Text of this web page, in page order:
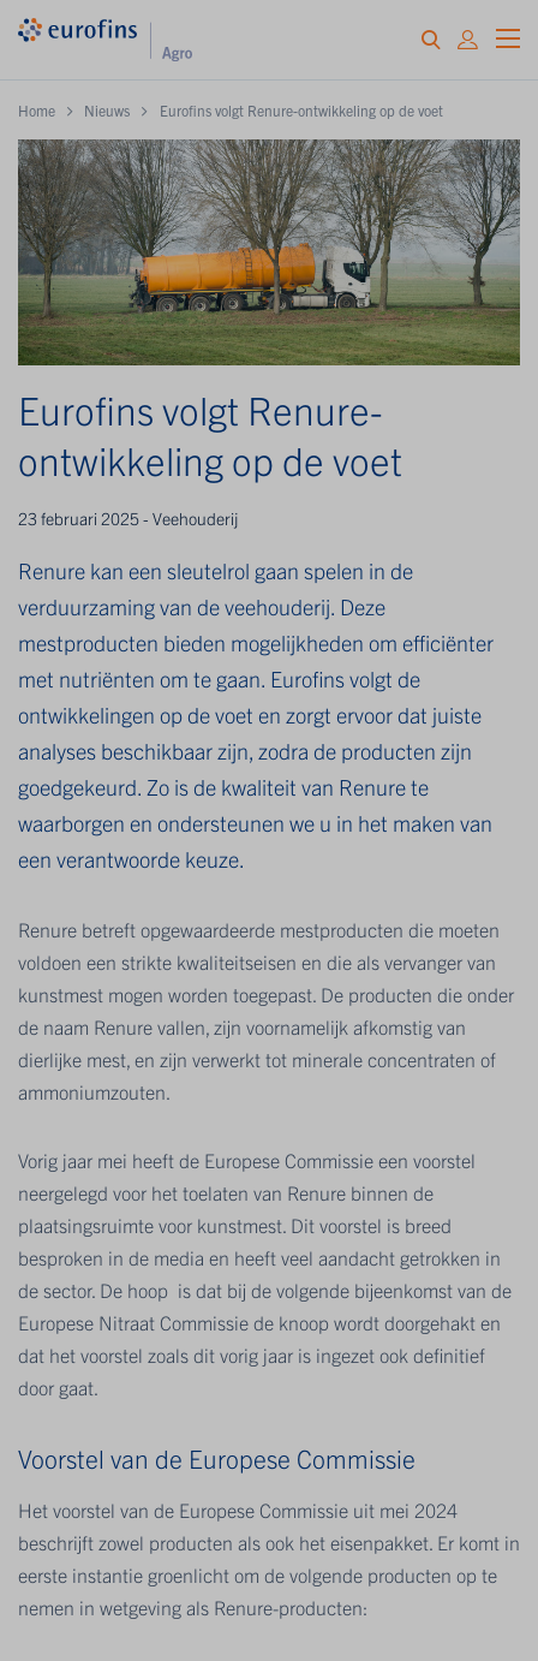
Home Nieuws Eurofins volgt Renure-ontwikkeling op de voet
Eurofins volgt Renure-
ontwikkeling op de voet
23 februari 2025 - Veehouderij
Renure kan een sleutelrol gaan spelen in de
verduurzaming van de veehouderij. Deze
mestproducten bieden mogelijkheden om efficiënter
met nutriënten om te gaan. Eurofins volgt de
ontwikkelingen op de voet en zorgt ervoor dat juiste
analyses beschikbaar zijn, zodra de producten zijn
goedgekeurd. Zo is de kwaliteit van Renure te
waarborgen en ondersteunen we u in het maken van
een verantwoorde keuze.
Renure betreft opgewaardeerde mestproducten die moeten
voldoen een strikte kwaliteitseisen en die als vervanger van
kunstmest mogen worden toegepast. De producten die onder
de naam Renure vallen, zijn voornamelijk afkomstig van
dierlijke mest, en zijn verwerkt tot minerale concentraten of
ammoniumzouten.
Vorig jaar mei heeft de Europese Commissie een voorstel
neergelegd voor het toelaten van Renure binnen de
plaatsingsruimte voor kunstmest. Dit voorstel is breed
besproken in de media en heeft veel aandacht getrokken in
de sector. De hoop is dat bij de volgende bijeenkomst van de
Europese Nitraat Commissie de knoop wordt doorgehakt en
dat het voorstel zoals dit vorig jaar is ingezet ook definitief
door gaat.
Voorstel van de Europese Commissie
Het voorstel van de Europese Commissie uit mei 2024
beschrijft zowel producten als ook het eisenpakket. Er komt in
eerste instantie groenlicht om de volgende producten op te
nemen in wetgeving als Renure-producten: